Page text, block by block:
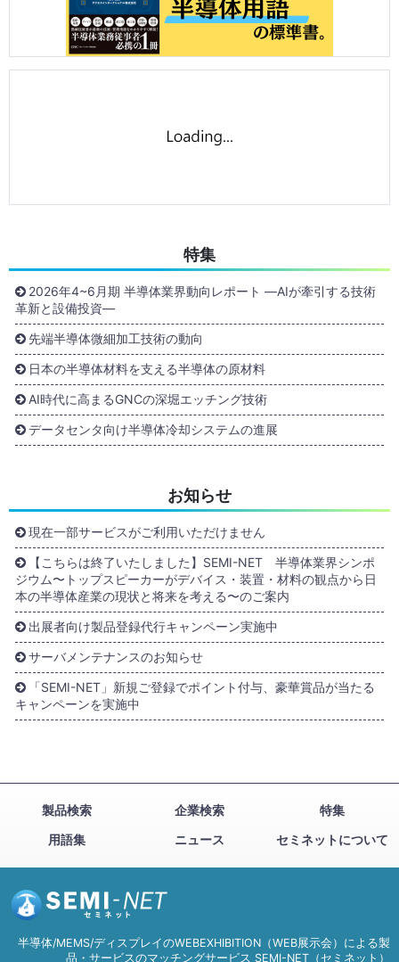
特集
2026年4~6月期 半導体業界動向レポート ―AIが牽引する技術
革新と設備投資―
先端半導体微細加工技術の動向
日本の半導体材料を支える半導体の原材料
AI時代に高まるGNCの深堀エッチング技術
データセンタ向け半導体冷却システムの進展
お知らせ
現在一部サービスがご利用いただけません
【こちらは終了いたしました】SEMI-NET 半導体業界シンポ
ジウム〜トップスピーカーがデバイス・装置・材料の観点から日
本の半導体産業の現状と将来を考える〜のご案内
出展者向け製品登録代行キャンペーン実施中
サーバメンテナンスのお知らせ
「SEMI-NET」新規ご登録でポイント付与、豪華賞品が当たる
キャンペーンを実施中
製品検索 企業検索
特集
用語集
ニュース セミネットについて
半導体/MEMS/ディスプレイのWEBEXHIBITION（WEB展示会）による製
品・サービスのマッチングサービス SEMI-NET（セミネット）